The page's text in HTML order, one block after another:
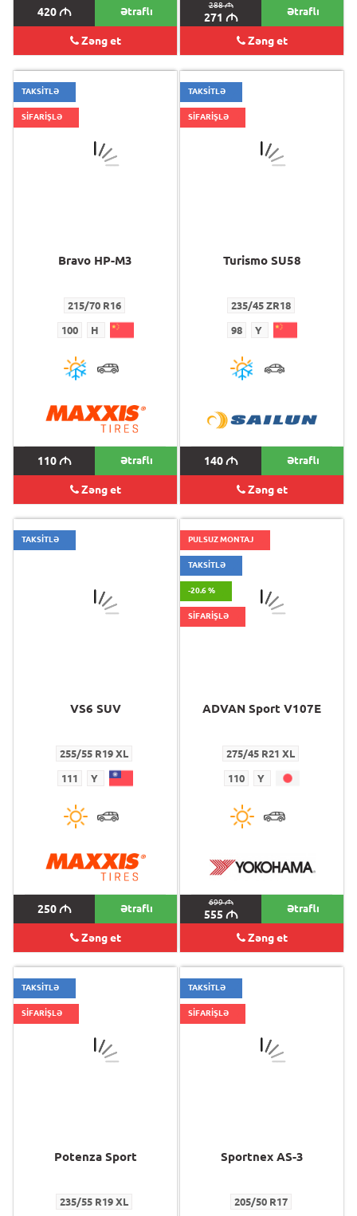
420M Ətraflı
Zəng et
288M
271 M Ətraflı
Zəng et
TAKSİTLƏ
SİFARİŞLƏ
Bravo HP-M3
215/70 R16
100 H
110M Ətraflı
Zəng et
TAKSİTLƏ
SİFARİŞLƏ
Turismo SU58
235/45 ZR18
98 Y
140M Ətraflı
Zəng et
TAKSİTLƏ
VS6 SUV
255/55 R19 XL
111 Y
250M Ətraflı
Zəng et
PULSUZ MONTAJ
TAKSİTLƏ
-20.6 %
SİFARİŞLƏ
ADVAN Sport V107E
275/45 R21 XL
110 Y
699M
555 M Ətraflı
Zəng et
TAKSİTLƏ
SİFARİŞLƏ
Potenza Sport
235/55 R19 XL
TAKSİTLƏ
SİFARİŞLƏ
Sportnex AS-3
205/50 R17